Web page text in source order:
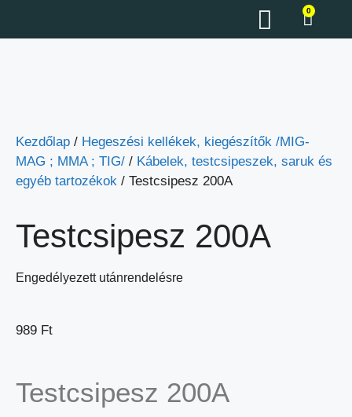
0
Kezdőlap / Hegeszési kellékek, kiegészítők /MIG-
MAG ; MMA ; TIG/ / Kábelek, testcsipeszek, saruk és
egyéb tartozékok / Testcsipesz 200A
Testcsipesz 200A
Engedélyezett utánrendelésre
989 Ft
Testcsipesz 200A